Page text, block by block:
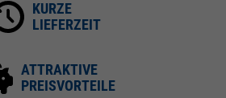
KURZE
LIEFERZEIT
ATTRAKTIVE
PREISVORTEILE